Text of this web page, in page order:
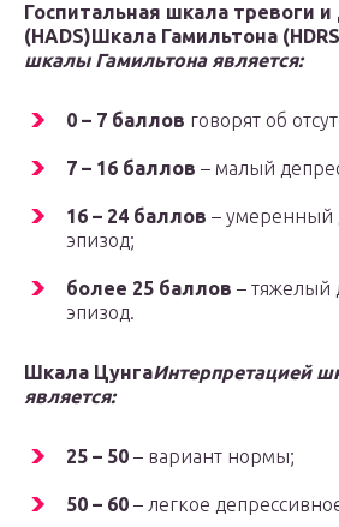
Госпитальная шкала тревоги и
(HADS)Шкала Гамильтона
шкалы Гамильтона является:
0 – 7 баллов говорят об
7 – 16 баллов – малый
16 – 24 баллов – умеренный
эпизод;
более 25 баллов – тяжелый
эпизод.
Шкала ЦунгаИнтерпретацией
является:
25 – 50 – вариант нормы;
50 – 60 – легкое